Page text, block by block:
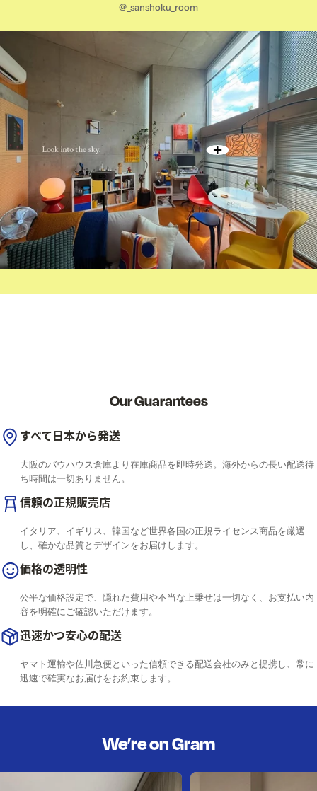
@_sanshoku_room
Our Guarantees
すべて日本から発送
大阪のバウハウス倉庫より在庫商品を即時発送。海外からの長い配送待
ち時間は一切ありません。
信頼の正規販売店
イタリア、イギリス、韓国など世界各国の正規ライセンス商品を厳選
し、確かな品質とデザインをお届けします。
価格の透明性
公平な価格設定で、隠れた費用や不当な上乗せは一切なく、お支払い内
容を明確にご確認いただけます。
迅速かつ安心の配送
ヤマト運輸や佐川急便といった信頼できる配送会社のみと提携し、常に
迅速で確実なお届けをお約束します。
We’re on Gram